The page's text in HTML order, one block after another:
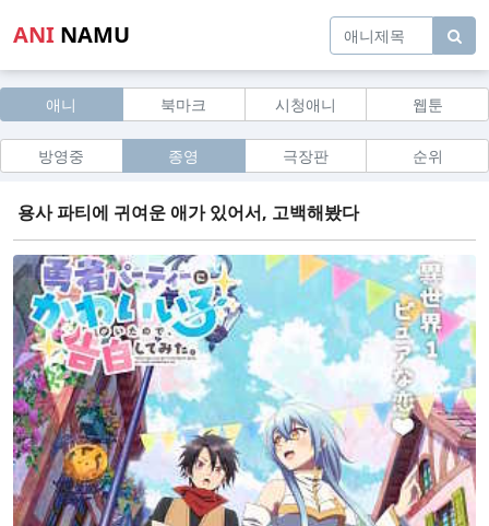
ANI NAMU
애니 북마크 시청애니 웹툰
방영중 종영 극장판 순위
용사 파티에 귀여운 애가 있어서, 고백해봤다